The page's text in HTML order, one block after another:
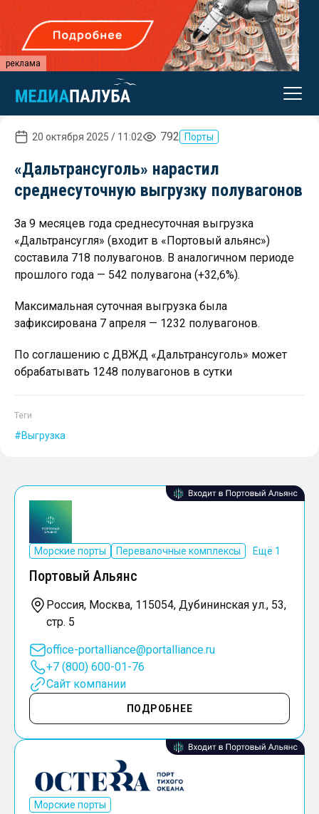
реклама
20 октября 2025 / 11:02 792 Порты
«Дальтрансуголь» нарастил
среднесуточную выгрузку полувагонов
За 9 месяцев года среднесуточная выгрузка
«Дальтрансугля» (входит в «Портовый альянс»)
составила 718 полувагонов. В аналогичном периоде
прошлого года — 542 полувагона (+32,6%).
Максимальная суточная выгрузка была
зафиксирована 7 апреля — 1232 полувагонов.
По соглашению с ДВЖД «Дальтрансуголь» может
обрабатывать 1248 полувагонов в сутки
Теги
Выгрузка
Морские порты Перевалочные комплексы Ещё 1
Портовый Альянс
Россия, Москва, 115054, Дубининская ул., 53,
стр. 5
office-portalliance@portalliance.ru
+7 (800) 600-01-76
Сайт компании
ПОДРОБНЕЕ
Морские порты